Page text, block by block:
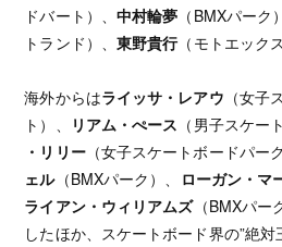
ドバート）、 中村輪夢 （BMXパーク
トランド）、 東野貴行（モトエック
海外からはライッサ・レアウ （女
ト）、
リアム・ぺース （男子スケー
・リリー（女子スケートボードパーク
ェル（BMXパーク）、 ローガン・マ
ライアン・ウィリアムズ（BMXパー
したほか、スケートボード界の”絶対